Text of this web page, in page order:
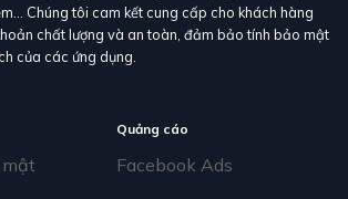
Chúng tôi cam kết cung cấp cho khách hàng
chất lượng và an toàn, đảm bảo tính bảo mật
của các ứng dụng.
Quảng cáo
Facebook Ads